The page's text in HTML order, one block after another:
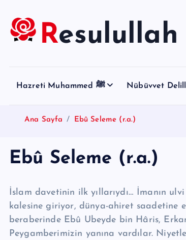
Hazreti Muhammed ﷺ Nübüvvet
Ana Sayfa Ebû Seleme (r.a.)
Ebû Seleme (r.a.)
İslam davetinin ilk yıllarıydı… İmanın
kalesine giriyor, dünya-ahiret saadetine
beraberinde Ebû Ubeyde bin Hâris,
Peygamberimizin ya­nına vardılar.